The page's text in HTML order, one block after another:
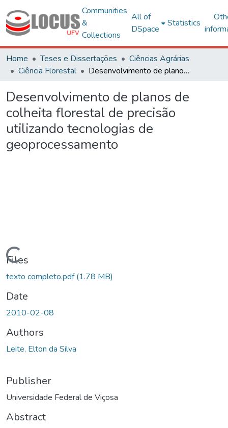
Communities
&
Collections
All of
DSpace
Statistics
Home Teses e Dissertações
Ciências Agrárias
Ciência Florestal
Desenvolvimento de planos de colheita florestal de precisão utilizando tecnologias de geoprocessamento
Desenvolvimento de planos de
colheita florestal de precisão
utilizando tecnologias de
geoprocessamento
Files
texto completo.pdf(1.78 MB)
Date
2010-02-08
Authors
Leite, Elton da Silva
Publisher
Universidade Federal de Viçosa
Abstract